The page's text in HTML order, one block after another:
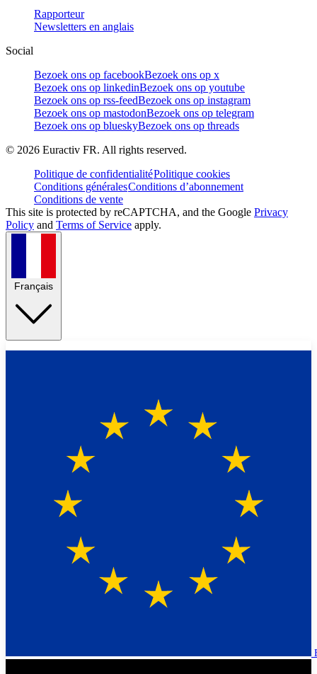
Rapporteur
Newsletters en anglais
Social
Bezoek ons op facebookBezoek ons op x
Bezoek ons op linkedinBezoek ons op youtube
Bezoek ons op rss-feedBezoek ons op instagram
Bezoek ons op mastodonBezoek ons op telegram
Bezoek ons op blueskyBezoek ons op threads
© 2026 Euractiv FR. All rights reserved.
Politique de confidentialitéPolitique cookies
Conditions généralesConditions d’abonnement
Conditions de vente
This site is protected by reCAPTCHA, and the Google Privacy
Policy and Terms of Service apply.
Français